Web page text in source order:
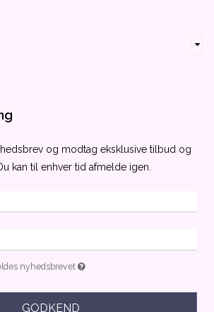
og modtag eksklusive tilbud og
kan til enhver tid afmelde igen.
nyhedsbrevet
GODKEND